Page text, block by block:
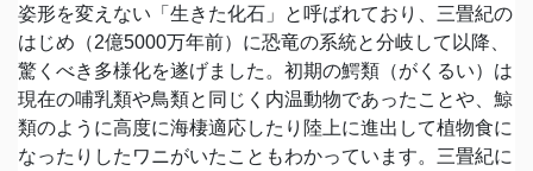
姿形を変えない「生きた化石」と呼ばれており、三畳紀の
はじめ（2億5000万年前）に恐竜の系統と分岐して以降、
驚くべき多様化を遂げました。初期の鰐類（がくるい）は
現在の哺乳類や鳥類と同じく内温動物であったことや、鯨
類のように高度に海棲適応したり陸上に進出して植物食に
なったりしたワニがいたこともわかっています。三畳紀に